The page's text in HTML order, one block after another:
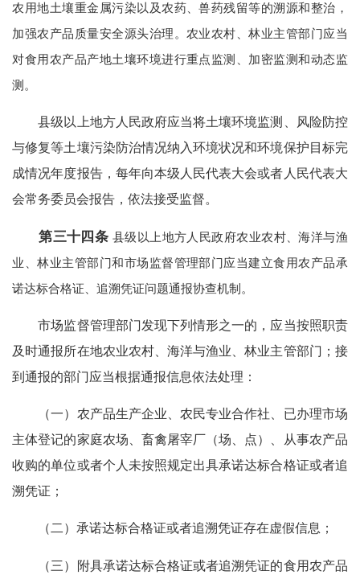
农用地土壤重金属污染以及农药、兽药残留等的溯源和整治，
加强农产品质量安全源头治理。农业农村、林业主管部门应当
对食用农产品产地土壤环境进行重点监测、加密监测和动态监
测。
县级以上地方人民政府应当将土壤环境监测、风险防控
与修复等土壤污染防治情况纳入环境状况和环境保护目标完
成情况年度报告，每年向本级人民代表大会或者人民代表大
会常务委员会报告，依法接受监督。
第三十四条 县级以上地方人民政府农业农村、海洋与渔
业、林业主管部门和市场监督管理部门应当建立食用农产品承
诺达标合格证、追溯凭证问题通报协查机制。
市场监督管理部门发现下列情形之一的，应当按照职责
及时通报所在地农业农村、海洋与渔业、林业主管部门；接
到通报的部门应当根据通报信息依法处理：
（一）农产品生产企业、农民专业合作社、已办理市场
主体登记的家庭农场、畜禽屠宰厂（场、点）、从事农产品
收购的单位或者个人未按照规定出具承诺达标合格证或者追
溯凭证；
（二）承诺达标合格证或者追溯凭证存在虚假信息；
（三）附具承诺达标合格证或者追溯凭证的食用农产品